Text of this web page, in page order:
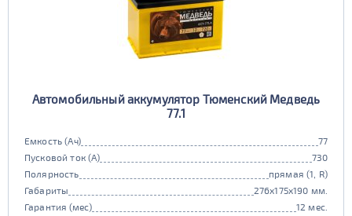
Автомобильный аккумулятор Тюменский Медведь
77.1
Емкость (Ач)
77
Пусковой ток (А)
730
Полярность
прямая (1, R)
Габариты
276x175x190 мм.
Гарантия (мес)
12 мес.